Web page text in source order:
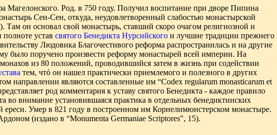
Магелонского. Род. в 750 году. Получил воспитание при дворе Пипина
Сен-Сен, откуда, неудовлетворенный слабостью монастырской
Там он основал свой монастырь, ставший скоро очагом религиозной и
полноте устав святого Бенедикта Нурсийского и лучшие традиции прежнего
Людовика Благочестивого реформа распространилась и на другие
было поручено произвести реформу монастырей всей империи. На
из 80 положений, проводившийся затем в жизнь при содействии
тем, чтό он нашел практически приемлемого и полезного в других
направлении являются составленные им “Codex regularum monasticarum et
род комментария к уставу святого Бенедикта - каждое правило
во внимание установившаяся практика в отдельных бенедиктинских
ереси. Умер в 821 году в построенном им Корнелимюнстерском монастыре.
(издано в “Monumenta Germaniae Scriptores", 15).